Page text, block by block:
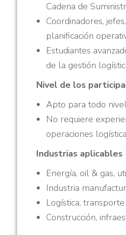
Cadena de
Coordinadores,
planificación
Estudiantes
de la gestión
Nivel de los
Apto para todo
No requiere
operaciones
Industrias aplicables
Energía, oil & gas,
Industria
Logística,
Construcción,